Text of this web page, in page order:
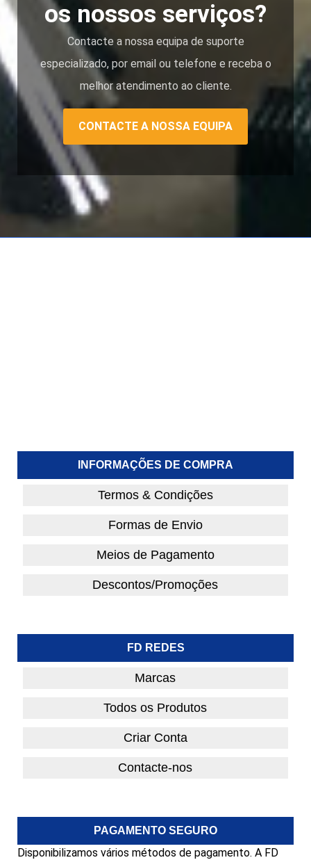
os nossos serviços?
Contacte a nossa equipa de suporte
especializado, por email ou telefone e receba o
melhor atendimento ao cliente.
CONTACTE A NOSSA EQUIPA
INFORMAÇÕES DE COMPRA
Termos & Condições
Formas de Envio
Meios de Pagamento
Descontos/Promoções
FD REDES
Marcas
Todos os Produtos
Criar Conta
Contacte-nos
PAGAMENTO SEGURO
Disponibilizamos vários métodos de pagamento. A FD